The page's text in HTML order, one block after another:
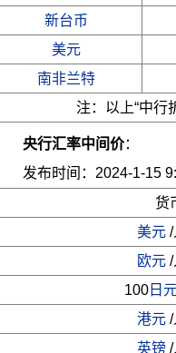
新台币
美元
南非兰特
注：以上“中行
央行汇率中间价：
发布时间：2024-1-15
货
美元
欧元
100 日
港元
英镑